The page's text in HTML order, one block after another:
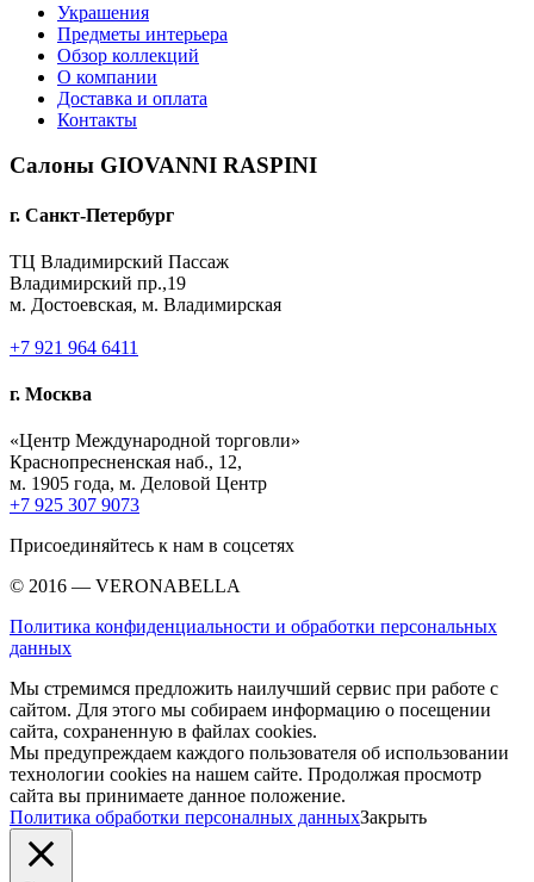
Украшения
Предметы интерьера
Обзор коллекций
О компании
Доставка и оплата
Контакты
Салоны GIOVANNI RASPINI
г. Санкт-Петербург
ТЦ Владимирский Пассаж
Владимирский пр.,19
м. Достоевская, м. Владимирская
+7 921 964 6411
г. Москва
«Центр Международной торговли»
Краснопресненская наб., 12,
м. 1905 года, м. Деловой Центр
+7 925 307 9073
Присоединяйтесь к нам в соцсетях
© 2016 — VERONABELLA
Политика конфиденциальности и обработки персональных
данных
Мы стремимся предложить наилучший сервис при работе с
сайтом. Для этого мы собираем информацию о посещении
сайта, сохраненную в файлах cookies.
Мы предупреждаем каждого пользователя об использовании
технологии cookies на нашем сайте. Продолжая просмотр
сайта вы принимаете данное положение.
Политика обработки персоналных данныхЗакрыть